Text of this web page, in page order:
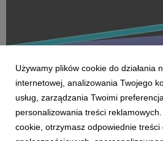
AKTUALNOŚCI
Używamy plików cookie do działania
internetowej, analizowania Twojego
usług, zarządzania Twoimi
personalizowania treści
cookie, otrzymasz odpowiednie